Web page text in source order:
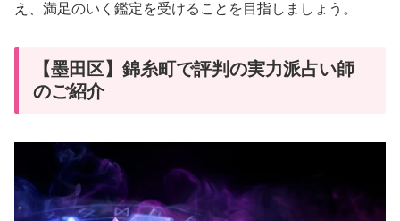
え、満足のいく鑑定を受けることを目指しましょう。
【墨田区】錦糸町で評判の実力派占い師
のご紹介